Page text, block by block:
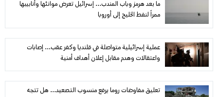
ما بعد هرمز وباب المندب... إسرائيل تعرض موانئها وأنابيبها
ممراً لنفط الخليج إلى أوروبا
عملية إسرائيلية متواصلة في قلنديا وكفر عقب... إصابات
واعتقالات وهدم مقابل إعلان أهداف أمنية
تعليق مفاوضات روما يرفع منسوب التصعيد... هل تتجه